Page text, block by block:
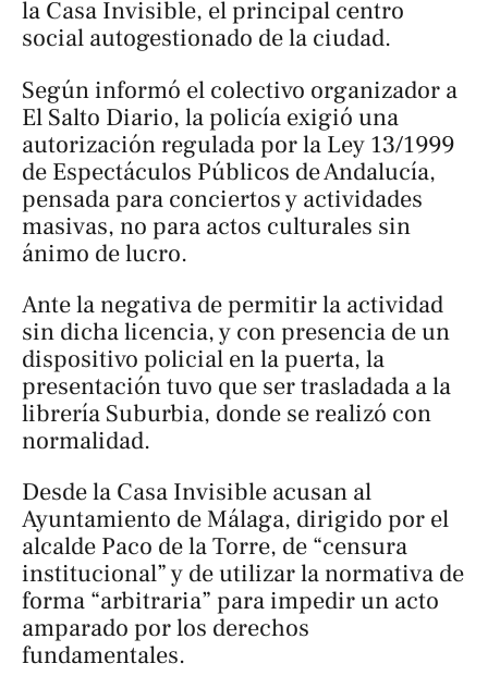
la Casa Invisible, el principal centro
social autogestionado de la ciudad.
Según informó el colectivo organizador a
El Salto Diario, la policía exigió una
autorización regulada por la Ley 13/1999
de Espectáculos Públicos de Andalucía,
pensada para conciertos y actividades
masivas, no para actos culturales sin
ánimo de lucro.
Ante la negativa de permitir la actividad
sin dicha licencia, y con presencia de un
dispositivo policial en la puerta, la
presentación tuvo que ser trasladada a la
librería Suburbia, donde se realizó con
normalidad.
Desde la Casa Invisible acusan al
Ayuntamiento de Málaga, dirigido por el
alcalde Paco de la Torre, de “censura
institucional” y de utilizar la normativa de
forma “arbitraria” para impedir un acto
amparado por los derechos
fundamentales.